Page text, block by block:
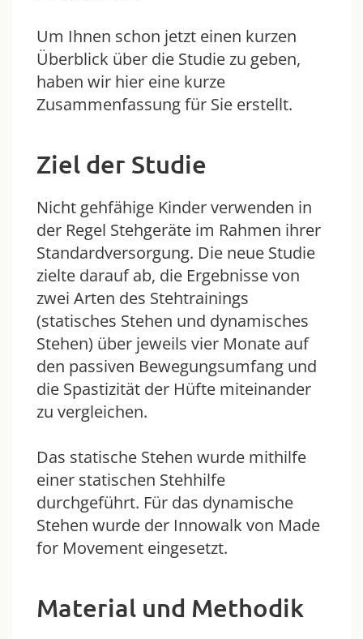
Um Ihnen schon jetzt einen kurzen
Überblick über die Studie zu geben,
haben wir hier eine kurze
Zusammenfassung für Sie erstellt.
Ziel der Studie
Nicht gehfähige Kinder verwenden in
der Regel Stehgeräte im Rahmen ihrer
Standardversorgung. Die neue Studie
zielte darauf ab, die Ergebnisse von
zwei Arten des Stehtrainings
(statisches Stehen und dynamisches
Stehen) über jeweils vier Monate auf
den passiven Bewegungsumfang und
die Spastizität der Hüfte miteinander
zu vergleichen.
Das statische Stehen wurde mithilfe
einer statischen Stehhilfe
durchgeführt. Für das dynamische
Stehen wurde der Innowalk von Made
for Movement eingesetzt.
Material und Methodik